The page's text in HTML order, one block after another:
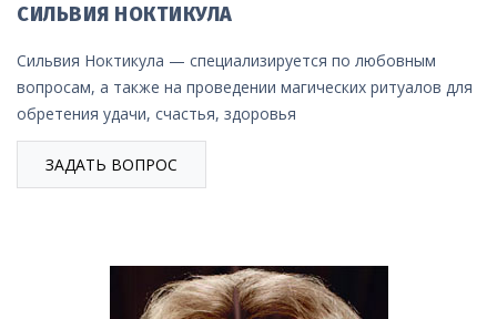
СИЛЬВИЯ НОКТИКУЛА
Сильвия Ноктикула — специализируется по любовным
вопросам, а также на проведении магических ритуалов для
обретения удачи, счастья, здоровья
ЗАДАТЬ ВОПРОС